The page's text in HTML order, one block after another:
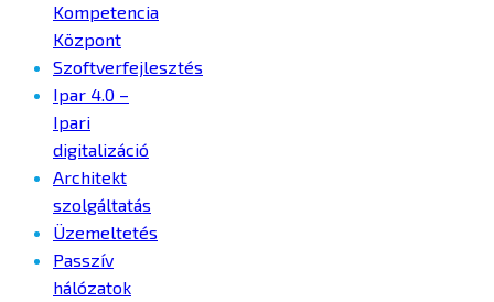
Kompetencia
Központ
Szoftverfejlesztés
Ipar 4.0 –
Ipari
digitalizáció
Architekt
szolgáltatás
Üzemeltetés
Passzív
hálózatok